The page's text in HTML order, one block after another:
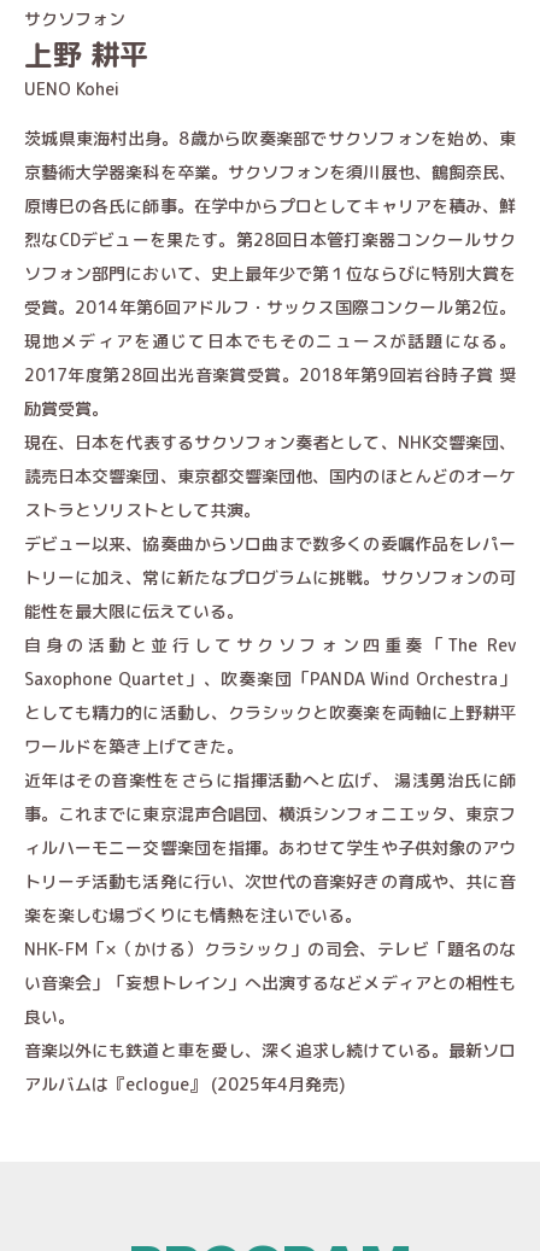
上野 耕平
UENO Kohei
サクソフォン
茨城県東海村出身。8歳から吹奏楽部でサクソフォンを始め、東
京藝術大学器楽科を卒業。サクソフォンを須川展也、鶴飼奈民、
原博巳の各氏に師事。在学中からプロとしてキャリアを積み、鮮
烈なCDデビューを果たす。第28回日本管打楽器コンクールサク
ソフォン部門において、史上最年少で第１位ならびに特別大賞を
受賞。2014年第6回アドルフ・サックス国際コンクール第2位。
現地メディアを通じて日本でもそのニュースが話題になる。
2017年度第28回出光音楽賞受賞。2018年第9回岩谷時子賞 奨
励賞受賞。
現在、日本を代表するサクソフォン奏者として、NHK交響楽団、
読売日本交響楽団、東京都交響楽団他、国内のほとんどのオーケ
ストラとソリストとして共演。
デビュー以来、協奏曲からソロ曲まで数多くの委嘱作品をレパー
トリーに加え、常に新たなプログラムに挑戦。サクソフォンの可
能性を最大限に伝えている。
自身の活動と並行してサクソフォン四重奏「The Rev
Saxophone Quartet」、吹奏楽団「PANDA Wind Orchestra」
としても精力的に活動し、クラシックと吹奏楽を両軸に上野耕平
ワールドを築き上げてきた。
近年はその音楽性をさらに指揮活動へと広げ、 湯浅勇治氏に師
事。これまでに東京混声合唱団、横浜シンフォニエッタ、東京フ
ィルハーモニー交響楽団を指揮。あわせて学生や子供対象のアウ
トリーチ活動も活発に行い、次世代の音楽好きの育成や、共に音
楽を楽しむ場づくりにも情熱を注いでいる。
NHK-FM「×（かける）クラシック」の司会、テレビ「題名のな
い音楽会」「妄想トレイン」へ出演するなどメディアとの相性も
良い。
音楽以外にも鉄道と車を愛し、深く追求し続けている。最新ソロ
アルバムは『eclogue』 (2025年4月発売)